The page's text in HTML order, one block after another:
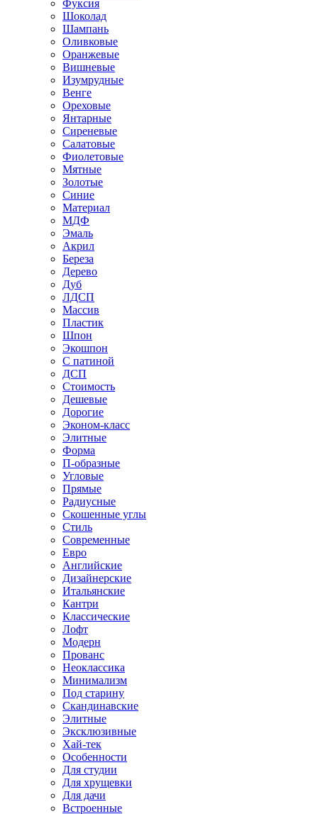
Фуксия
Шоколад
Шампань
Оливковые
Оранжевые
Вишневые
Изумрудные
Венге
Ореховые
Янтарные
Сиреневые
Салатовые
Фиолетовые
Мятные
Золотые
Синие
Материал
МДФ
Эмаль
Акрил
Береза
Дерево
Дуб
ЛДСП
Массив
Пластик
Шпон
Экошпон
С патиной
ДСП
Стоимость
Дешевые
Дорогие
Эконом-класс
Элитные
Форма
П-образные
Угловые
Прямые
Радиусные
Скошенные углы
Стиль
Современные
Евро
Английские
Дизайнерские
Итальянские
Кантри
Классические
Лофт
Модерн
Прованс
Неоклассика
Минимализм
Под старину
Скандинавские
Элитные
Эксклюзивные
Хай-тек
Особенности
Для студии
Для хрущевки
Для дачи
Встроенные